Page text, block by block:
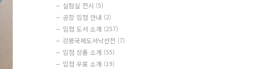
실험실 전시 (5)
공장 입점 안내 (2)
입점 도서 소개 (257)
강릉국제도서낙선전 (7)
입점 상품 소개 (55)
입점 우표 소개 (19)